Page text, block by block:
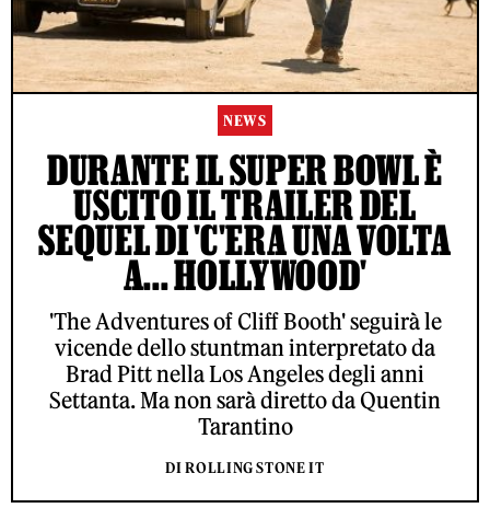
NEWS
DURANTE IL SUPER BOWL È
USCITO IL TRAILER DEL
SEQUEL DI 'C'ERA UNA VOLTA
A... HOLLYWOOD'
'The Adventures of Cliff Booth' seguirà le
vicende dello stuntman interpretato da
Brad Pitt nella Los Angeles degli anni
Settanta. Ma non sarà diretto da Quentin
Tarantino
DI ROLLING STONE IT